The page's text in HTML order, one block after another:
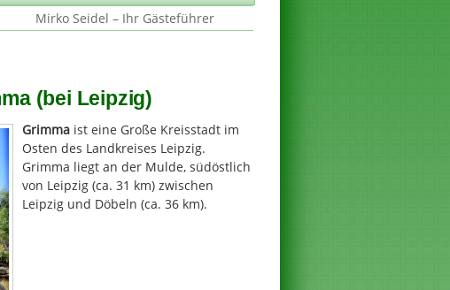
Mirko Seidel – Ihr Gästeführer
(bei Leipzig)
Grimma ist eine Große Kreisstadt im
Osten des Landkreises Leipzig.
Grimma liegt an der Mulde, südöstlich
von Leipzig (ca. 31 km) zwischen
Leipzig und Döbeln (ca. 36 km).